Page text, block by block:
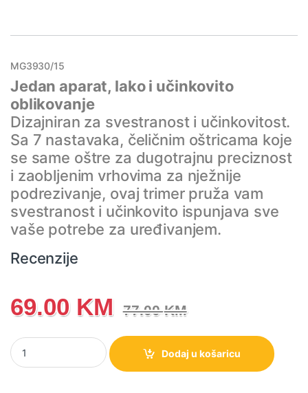
MG3930/15
Jedan aparat, lako i učinkovito
oblikovanje
Dizajniran za svestranost i učinkovitost.
Sa 7 nastavaka, čeličnim oštricama koje
se same oštre za dugotrajnu preciznost
i zaobljenim vrhovima za nježnije
podrezivanje, ovaj trimer pruža vam
svestranost i učinkovito ispunjava sve
vaše potrebe za uređivanjem.
Recenzije
69.00 KM 77.00KM
MG3930/15 Philips All-in-One Trimmer 3000 Series Trimer 7 u
Dodaj u košaricu